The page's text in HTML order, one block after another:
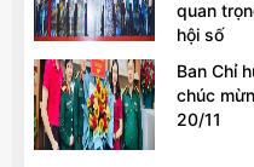
ĐẤT VÀ NGƯỜI HẢI
Ban
Cuộc thi